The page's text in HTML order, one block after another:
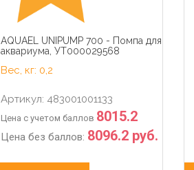
AQUAEL UNIPUMP 700 - Помпа для
аквариума, УТ000029568
Вес, кг: 0,2
Артикул: 483001001133
Цена с учетом баллов 8015.2
Цена без баллов: 8096.2 руб.